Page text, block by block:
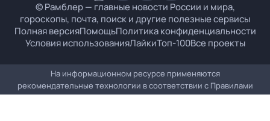
© Рамблер — главные новости России и мира,
гороскопы, почта, поиск и другие полезные сервисы
Полная версияПомощьПолитика конфиденциальности
Условия использованияЛайкиТоп-100Все проекты
На информационном ресурсе применяются
рекомендательные технологии в соответствии с Правилами